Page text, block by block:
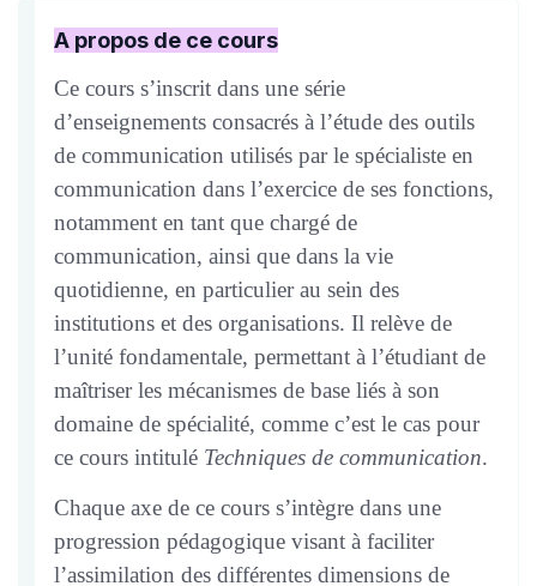
A propos de ce cours
Ce cours s’inscrit dans une série
d’enseignements consacrés à l’étude des outils
de communication utilisés par le spécialiste en
communication dans l’exercice de ses fonctions,
notamment en tant que chargé de
communication, ainsi que dans la vie
quotidienne, en particulier au sein des
institutions et des organisations. Il relève de
l’unité fondamentale, permettant à l’étudiant de
maîtriser les mécanismes de base liés à son
domaine de spécialité, comme c’est le cas pour
ce cours intitulé Techniques de communication.
Chaque axe de ce cours s’intègre dans une
progression pédagogique visant à faciliter
l’assimilation des différentes dimensions de
in
this
course
to
say
you've
enrolled
in
this
course
you've
enrolled
in
this
course